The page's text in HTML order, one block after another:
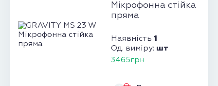
Мікрофонна стійка
пряма
Наявність 1
Од. виміру: шт
3465грн